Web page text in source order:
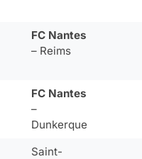
FC Nantes
– Reims
FC Nantes
–
Dunkerque
Saint-